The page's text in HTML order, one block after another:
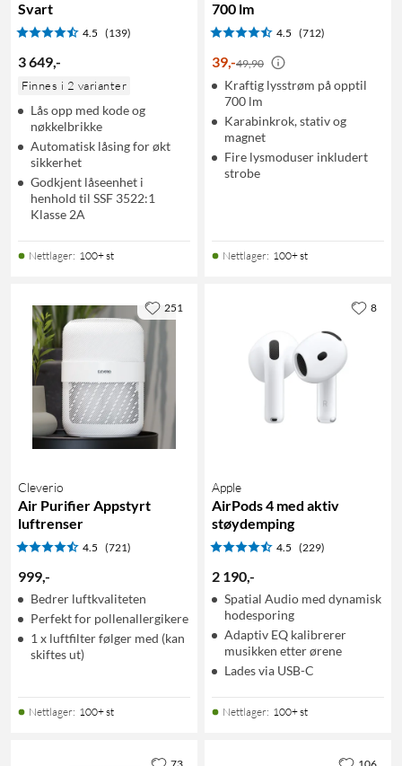
Svart
4.5 (139)
3 649,-
Finnes i 2 varianter
Lås opp med kode og
nøkkelbrikke
Automatisk låsing for økt
sikkerhet
Godkjent låseenhet i
henhold til SSF 3522:1
Klasse 2A
Nettlager: 100+ st
700 lm
4.5 (712)
39,-49,90
Kraftig lysstrøm på opptil
700 lm
Karabinkrok, stativ og
magnet
Fire lysmoduser inkludert
strobe
Nettlager: 100+ st
Cleverio
Air Purifier Appstyrt
luftrenser
4.5 (721)
999,-
Bedrer luftkvaliteten
Perfekt for pollenallergikere
1 x luftfilter følger med (kan
skiftes ut)
Nettlager: 100+ st
251
Apple
AirPods 4 med aktiv
støydemping
4.5 (229)
2 190,-
Spatial Audio med dynamisk
hodesporing
Adaptiv EQ kalibrerer
musikken etter ørene
Lades via USB-C
Nettlager: 100+ st
8